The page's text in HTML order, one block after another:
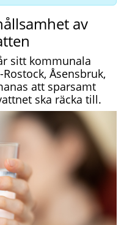
av
sitt kommunala
Åsensbruk,
att sparsamt
ska räcka till.